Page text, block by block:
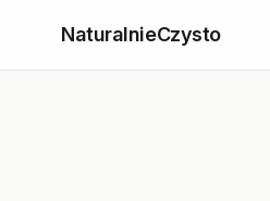
NaturalnieCzysto